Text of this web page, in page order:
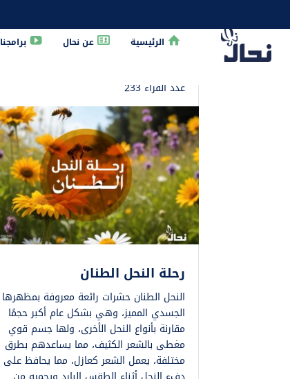
الرئيسية عن نحال برامجنا الرئيسية »حبوب اللقاح
عدد القراء 233
رحلة النحل الطنان
النحل الطنان حشرات رائعة معروفة بمظهرها
الجسدي المميز، وهي بشكل عام أكبر حجمًا
مقارنة بأنواع النحل الأخرى، ولها جسم قوي
مغطى بالشعر الكثيف، مما يساعدهم بطرق
مختلفة، يعمل الشعر كعازل، مما يحافظ على